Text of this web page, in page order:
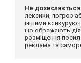
Не
лексики, погроз
іншими
що ображають
розміщення
реклама та